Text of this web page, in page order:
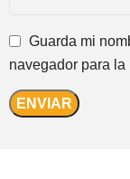
Guarda mi
navegador para la